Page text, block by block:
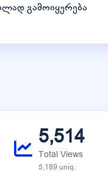
გამოიყურება
5,514
Total Views
5,189 uniq.